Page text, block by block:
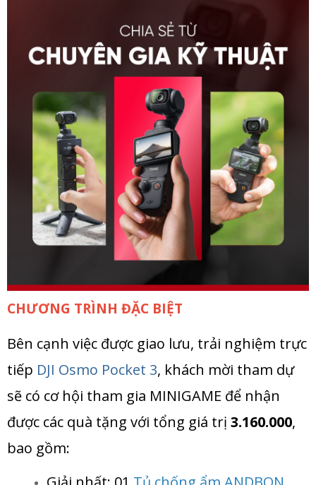
CHƯƠNG TRÌNH ĐẶC BIỆT
Bên cạnh việc được giao lưu, trải nghiệm trực
tiếp DJI Osmo Pocket 3, khách mời tham dự
sẽ có cơ hội tham gia MINIGAME để nhận
được các quà tặng với tổng giá trị 3.160.000,
bao gồm: